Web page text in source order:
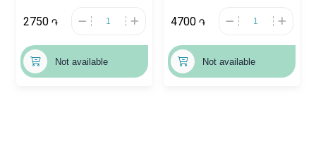
2750 ֏
Not available
4700 ֏
Not available